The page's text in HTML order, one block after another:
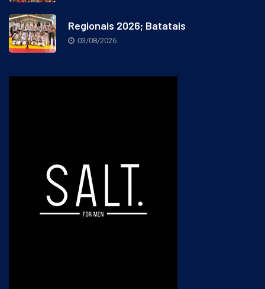
Regionais 2026; Batatais
03/08/2026